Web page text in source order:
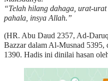
“Telah hilang dahaga, urat-
pahala, insya Allah.”
(HR. Abu Daud 2357, Ad-
Bazzar dalam Al-Musnad
1390. Hadis ini dinilai hasan